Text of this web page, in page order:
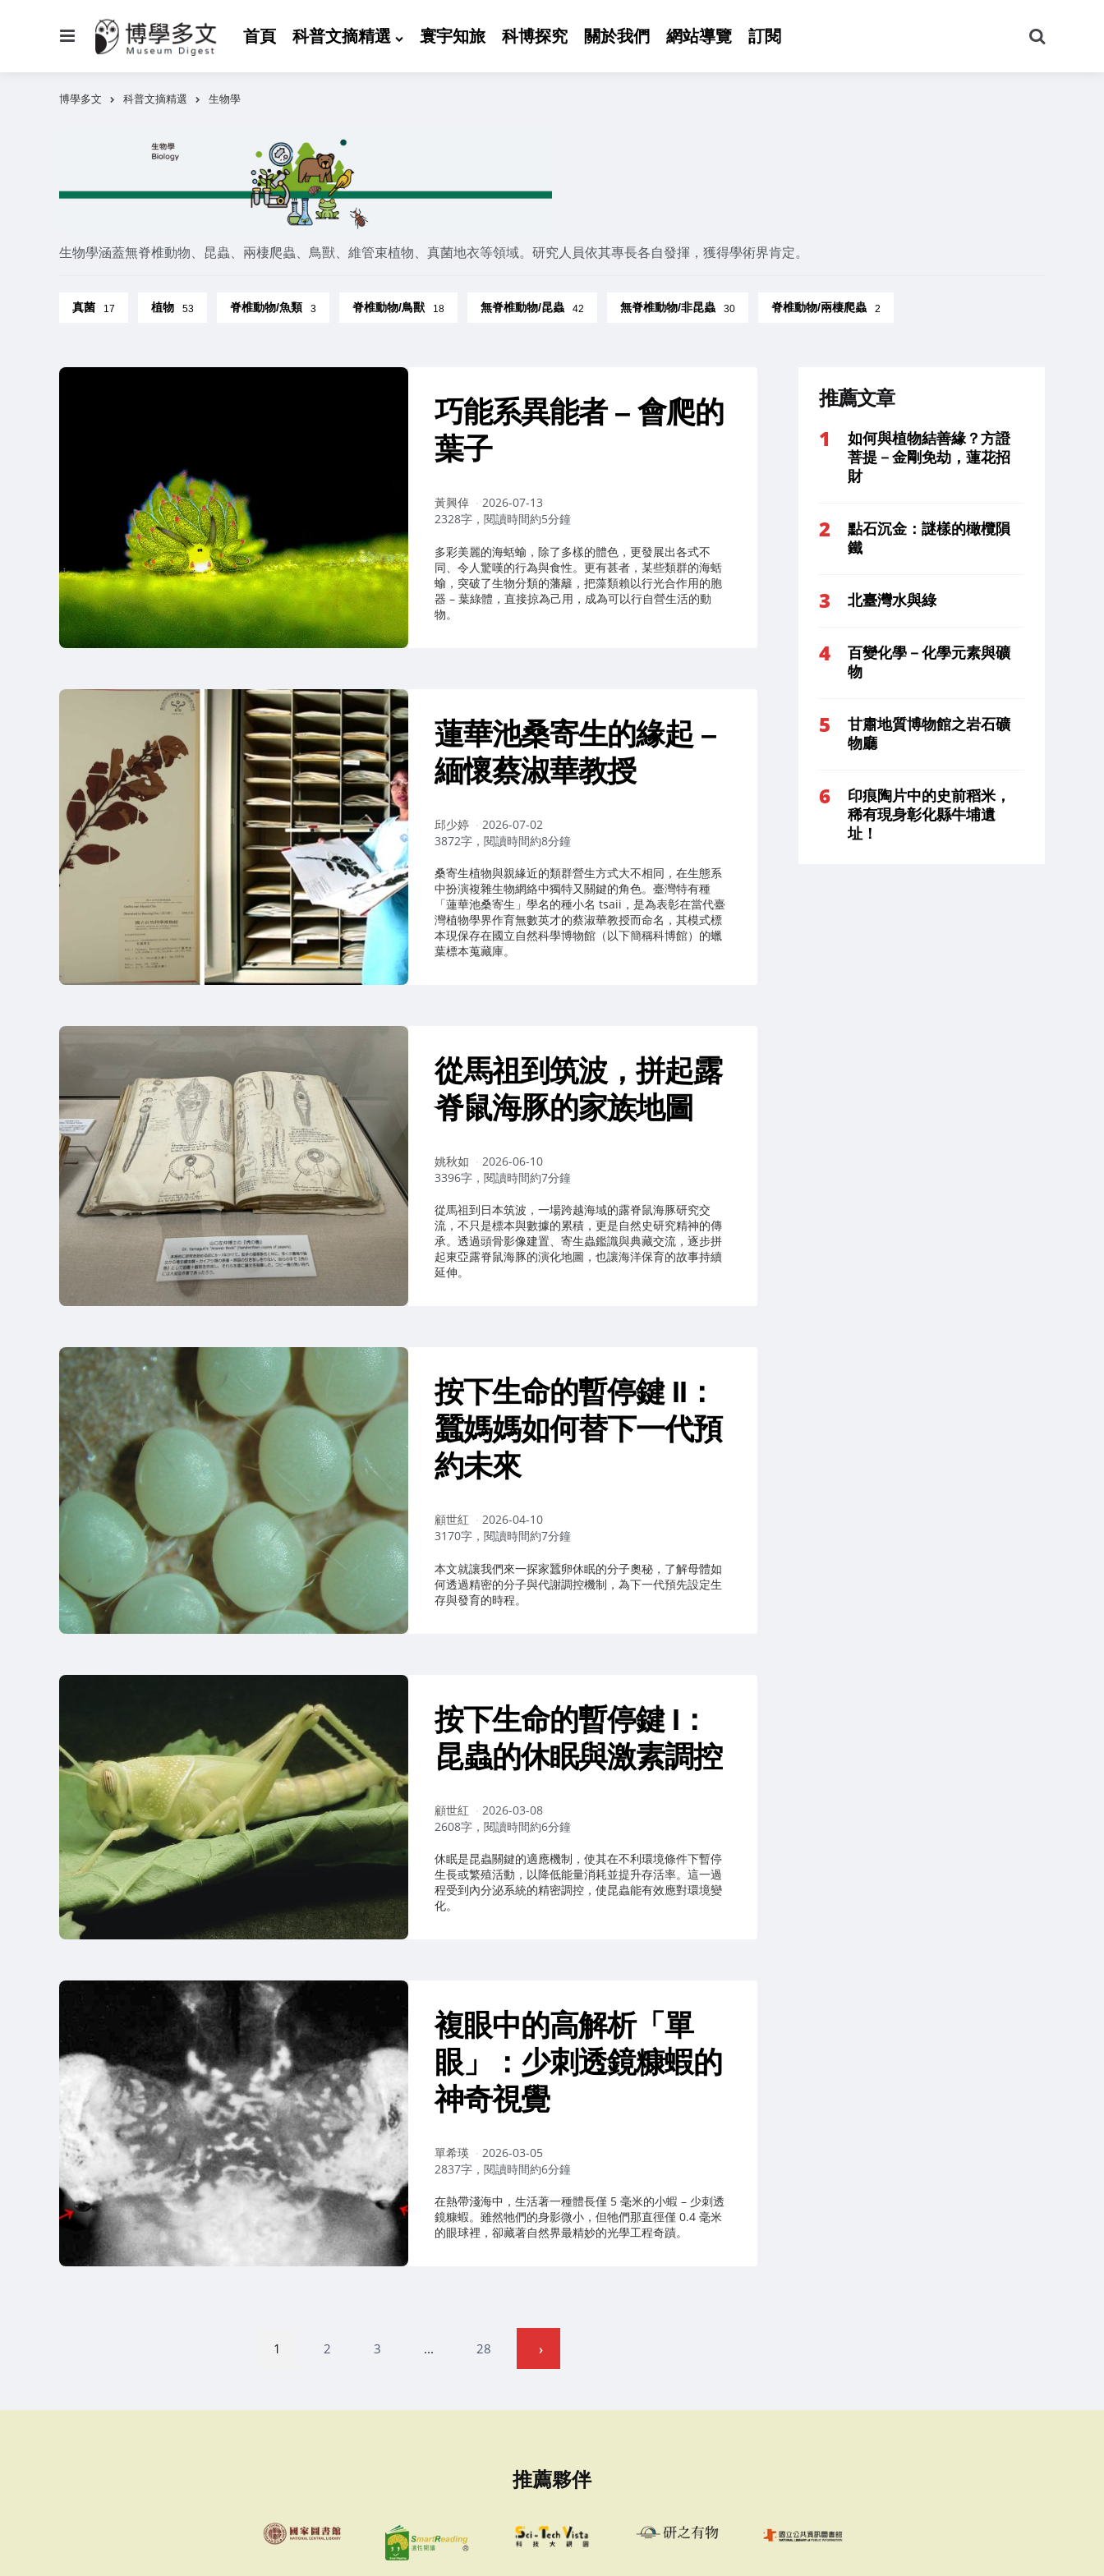
首頁 科普文摘精選 寰宇知旅 科博探究 關於我們 網站導覽 訂閱
尋
博學多文 科普文摘精選 生物學
生物學涵蓋無脊椎動物、昆蟲、兩棲爬蟲、鳥獸、維管束植物、真菌地衣等領域。研究人員依其專長各自發揮，獲得學術界肯定。
真菌 17 植物 53 脊椎動物/魚類 3 脊椎動物/鳥獸 18 無脊椎動物/昆蟲 42 無脊椎動物/非昆蟲 30 脊椎動物/兩棲爬蟲 2
巧能系異能者 – 會爬的
葉子
作
者：
黃興倬
2026-07-13
2328字，閱讀時間約5分鐘
多彩美麗的海蛞蝓，除了多樣的體色，更發展出各式不
同、令人驚嘆的行為與食性。更有甚者，某些類群的海蛞
蝓，突破了生物分類的藩籬，把藻類賴以行光合作用的胞
器 – 葉綠體，直接掠為己用，成為可以行自營生活的動
物。
蓮華池桑寄生的緣起 –
緬懷蔡淑華教授
作
者：
邱少婷
2026-07-02
3872字，閱讀時間約8分鐘
桑寄生植物與親緣近的類群營生方式大不相同，在生態系
中扮演複雜生物網絡中獨特又關鍵的角色。臺灣特有種
「蓮華池桑寄生」學名的種小名 tsaii，是為表彰在當代臺
灣植物學界作育無數英才的蔡淑華教授而命名，其模式標
本現保存在國立自然科學博物館（以下簡稱科博館）的蠟
葉標本蒐藏庫。
從馬祖到筑波，拼起露
脊鼠海豚的家族地圖
作
者：
姚秋如
2026-06-10
3396字，閱讀時間約7分鐘
從馬祖到日本筑波，一場跨越海域的露脊鼠海豚研究交
流，不只是標本與數據的累積，更是自然史研究精神的傳
承。透過頭骨影像建置、寄生蟲鑑識與典藏交流，逐步拼
起東亞露脊鼠海豚的演化地圖，也讓海洋保育的故事持續
延伸。
按下生命的暫停鍵 II：
蠶媽媽如何替下一代預
約未來
作
者：
顧世紅
2026-04-10
3170字，閱讀時間約7分鐘
本文就讓我們來一探家蠶卵休眠的分子奧秘，了解母體如
何透過精密的分子與代謝調控機制，為下一代預先設定生
存與發育的時程。
按下生命的暫停鍵 I：
昆蟲的休眠與激素調控
作
者：
顧世紅
2026-03-08
2608字，閱讀時間約6分鐘
休眠是昆蟲關鍵的適應機制，使其在不利環境條件下暫停
生長或繁殖活動，以降低能量消耗並提升存活率。這一過
程受到內分泌系統的精密調控，使昆蟲能有效應對環境變
化。
複眼中的高解析「單
眼」：少刺透鏡糠蝦的
神奇視覺
作
者：
單希瑛
2026-03-05
2837字，閱讀時間約6分鐘
在熱帶淺海中，生活著一種體長僅 5 毫米的小蝦 – 少刺透
鏡糠蝦。雖然牠們的身影微小，但牠們那直徑僅 0.4 毫米
的眼球裡，卻藏著自然界最精妙的光學工程奇蹟。
分
1 2 3 ... 28
推薦文章
如何與植物結善緣？方證
菩提－金剛免劫，蓮花招
財
點石沉金：謎樣的橄欖隕
鐵
北臺灣水與綠
百變化學－化學元素與礦
物
甘肅地質博物館之岩石礦
物廳
印痕陶片中的史前稻米，
稀有現身彰化縣牛埔遺
址！
推薦夥伴